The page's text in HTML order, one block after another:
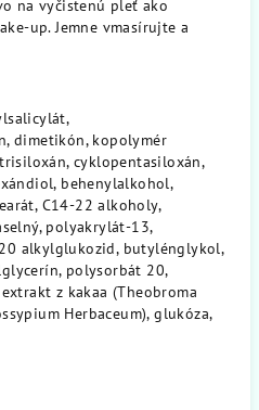
na vyčistenú pleť ako
up. Jemne vmasírujte a
dimetikón, kopolymér
cyklopentasiloxán,
behenylalkohol,
C14-22 alkoholy,
polyakrylát-13,
alkylglukozid, butylénglykol,
polysorbát 20,
z kakaa (Theobroma
Herbaceum), glukóza,